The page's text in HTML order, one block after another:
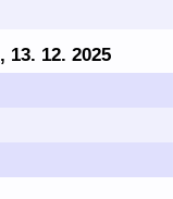
, 13. 12. 2025